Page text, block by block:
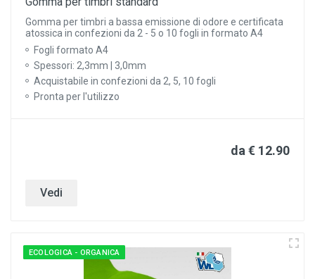
Gomma per timbri a bassa emissione di odore e certificata
atossica in confezioni da 2 - 5 o 10 fogli in formato A4
Fogli formato A4
Spessori: 2,3mm | 3,0mm
Acquistabile in confezioni da 2, 5, 10 fogli
Pronta per l'utilizzo
da € 12.90
Vedi
ECOLOGICA - ORGANICA